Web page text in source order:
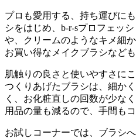
プロも愛用する、持ち運びに
シをはじめ、b-r-sプロフェッ
や、クリームのようなキメ細
お買い得なメイクブラシなど
肌触りの良さと使いやすさに
つくりあげたブラシは、細か
く、お化粧直しの回数が少な
用品の量も減るので、手間も
お試しコーナーでは、ブラシ